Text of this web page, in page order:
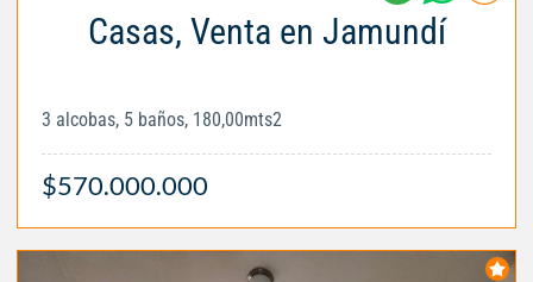
Casas, Venta en Jamundí
3 alcobas, 5 baños, 180,00mts2
$570.000.000